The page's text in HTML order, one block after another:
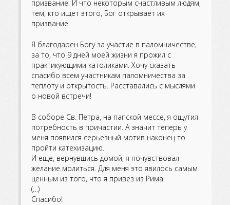
призвание. И что некоторым счастливым людям,
тем, кто ищет этого, Бог открывает их
призвание.
Я благодарен Богу за участие в паломничестве,
за то, что 9 дней моей жизни я прожил с
практикующими католиками. Хочу сказать
спасибо всем участникам паломничества за
теплоту и открытость. Расставались с мыслями
о новой встречи!
В соборе Св. Петра, на папской мессе, я ощутил
потребность в причастии. А значит теперь у
меня появился серьезный мотив наконец то
пройти катехизацию.
И еще, вернувшись домой, я почувствовал
желание молиться. Для меня это явилось самым
ценным из того, что я привез из Рима.
(…)
Спасибо!